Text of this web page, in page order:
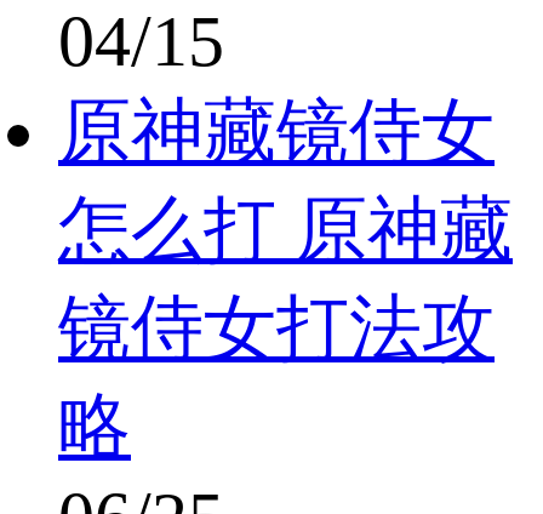
04/15
原神藏镜侍女
怎么打 原神藏
镜侍女打法攻
略